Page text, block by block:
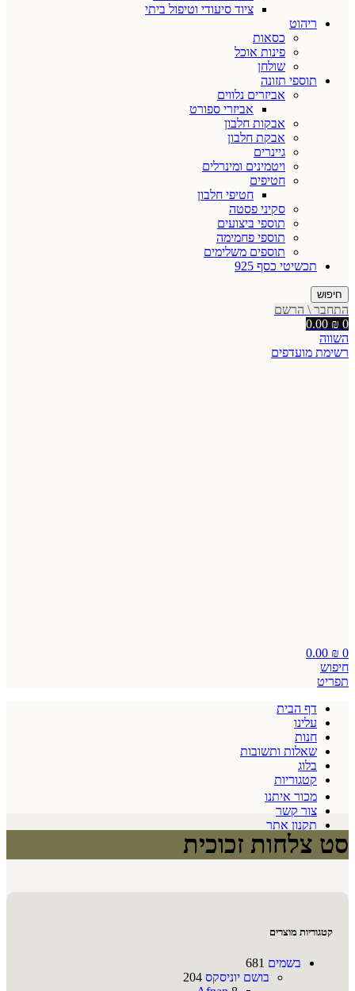
ציוד סיעודי וטיפול ביתי
ריהוט
כסאות
פינות אוכל
שולחן
תוספי תזונה
אביזרים נלווים
אביזרי ספורט
אבקות חלבון
אבקת חלבון
גיינרים
ויטמינים ומינרלים
חטיפים
חטיפי חלבון
סקיני פסטה
תוספי ביצועים
תוספי פחמימה
תוספים משלימים
תכשיטי כסף 925
חיפוש
התחבר \ הרשם
0
0.00 ₪
השווה
רשימת מועדפים
0
0.00 ₪
חיפוש
תפריט
דף הבית
עלינו
חנות
שאלות ותשובות
בלוג
קטגוריות
מכור איתנו
צור קשר
תקנון אתר
סט צלחות זכוכית
קטגוריות מוצרים
בשמים 681
בושם יוניסקס 204